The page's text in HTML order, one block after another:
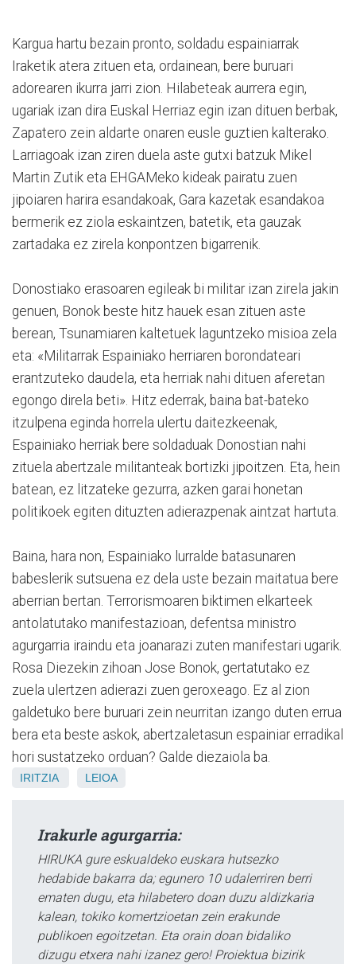
Kargua hartu bezain pronto, soldadu espainiarrak
Iraketik atera zituen eta, ordainean, bere buruari
adorearen ikurra jarri zion. Hilabeteak aurrera egin,
ugariak izan dira Euskal Herriaz egin izan dituen berbak,
Zapatero zein aldarte onaren eusle guztien kalterako.
Larriagoak izan ziren duela aste gutxi batzuk Mikel
Martin Zutik eta EHGAMeko kideak pairatu zuen
jipoiaren harira esandakoak, Gara kazetak esandakoa
bermerik ez ziola eskaintzen, batetik, eta gauzak
zartadaka ez zirela konpontzen bigarrenik.
Donostiako erasoaren egileak bi militar izan zirela jakin
genuen, Bonok beste hitz hauek esan zituen aste
berean, Tsunamiaren kaltetuek laguntzeko misioa zela
eta: «Militarrak Espainiako herriaren borondateari
erantzuteko daudela, eta herriak nahi dituen aferetan
egongo direla beti». Hitz ederrak, baina bat-bateko
itzulpena eginda horrela ulertu daitezkeenak,
Espainiako herriak bere soldaduak Donostian nahi
zituela abertzale militanteak bortizki jipoitzen. Eta, hein
batean, ez litzateke gezurra, azken garai honetan
politikoek egiten dituzten adierazpenak aintzat hartuta.
Baina, hara non, Espainiako lurralde batasunaren
babeslerik sutsuena ez dela uste bezain maitatua bere
aberrian bertan. Terrorismoaren biktimen elkarteek
antolatutako manifestazioan, defentsa ministro
agurgarria iraindu eta joanarazi zuten manifestari ugarik.
Rosa Diezekin zihoan Jose Bonok, gertatutako ez
zuela ulertzen adierazi zuen geroxeago. Ez al zion
galdetuko bere buruari zein neurritan izango duten errua
bera eta beste askok, abertzaletasun espainiar erradikal
hori sustatzeko orduan? Galde diezaiola ba.
IRITZIA LEIOA
Irakurle agurgarria:
HIRUKA gure eskualdeko euskara hutsezko
hedabide bakarra da; egunero 10 udalerriren berri
ematen dugu, eta hilabetero doan duzu aldizkaria
kalean, tokiko komertzioetan zein erakunde
publikoen egoitzetan. Eta orain doan bidaliko
dizugu etxera nahi izanez gero! Proiektua bizirik